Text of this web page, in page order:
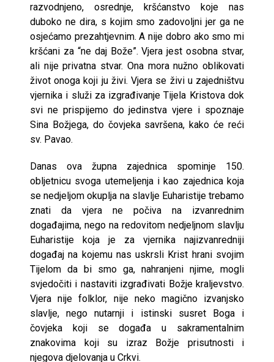
razvodnjeno, osrednje, kršćanstvo koje nas
duboko ne dira, s kojim smo zadovoljni jer ga ne
osjećamo prezahtjevnim. A nije dobro ako smo mi
kršćani za “ne daj Bože”. Vjera jest osobna stvar,
ali nije privatna stvar. Ona mora nužno oblikovati
život onoga koji ju živi. Vjera se živi u zajedništvu
vjernika i služi za izgrađivanje Tijela Kristova dok
svi ne prispijemo do jedinstva vjere i spoznaje
Sina Božjega, do čovjeka savršena, kako će reći
sv. Pavao.
Danas ova župna zajednica spominje 150.
obljetnicu svoga utemeljenja i kao zajednica koja
se nedjeljom okuplja na slavlje Euharistije trebamo
znati da vjera ne počiva na izvanrednim
događajima, nego na redovitom nedjeljnom slavlju
Euharistije koja je za vjernika najizvanredniji
događaj na kojemu nas uskrsli Krist hrani svojim
Tijelom da bi smo ga, nahranjeni njime, mogli
svjedočiti i nastaviti izgrađivati Božje kraljevstvo.
Vjera nije folklor, nije neko magično izvanjsko
slavlje, nego nutarnji i istinski susret Boga i
čovjeka koji se događa u sakramentalnim
znakovima koji su izraz Božje prisutnosti i
njegova djelovanja u Crkvi.